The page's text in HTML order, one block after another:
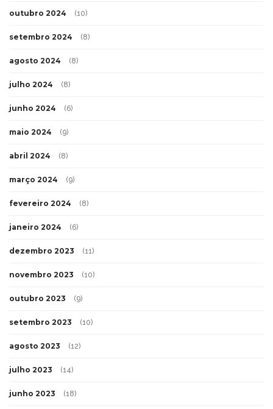
outubro 2024 (10)
setembro 2024 (8)
agosto 2024 (8)
julho 2024 (8)
junho 2024 (6)
maio 2024 (9)
abril 2024 (8)
março 2024 (9)
fevereiro 2024 (8)
janeiro 2024 (6)
dezembro 2023 (11)
novembro 2023 (10)
outubro 2023 (9)
setembro 2023 (10)
agosto 2023 (12)
julho 2023 (14)
junho 2023 (18)